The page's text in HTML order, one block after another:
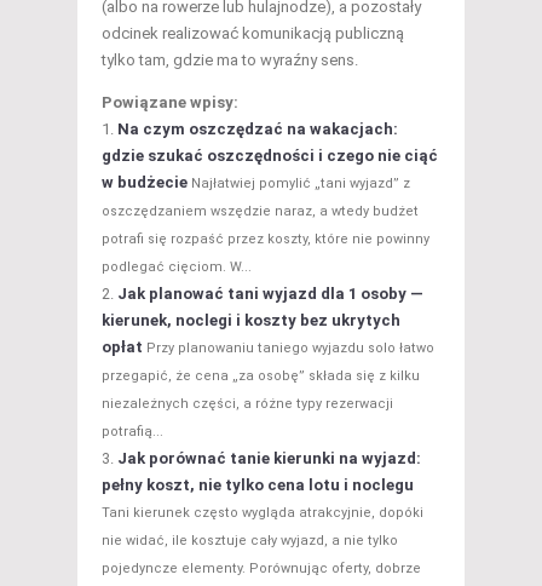
(albo na rowerze lub hulajnodze), a pozostały
odcinek realizować komunikacją publiczną
tylko tam, gdzie ma to wyraźny sens.
Powiązane wpisy:
Na czym oszczędzać na wakacjach:
gdzie szukać oszczędności i czego nie ciąć
w budżecie Najłatwiej pomylić „tani wyjazd” z
oszczędzaniem wszędzie naraz, a wtedy budżet
potrafi się rozpaść przez koszty, które nie powinny
podlegać cięciom. W...
Jak planować tani wyjazd dla 1 osoby —
kierunek, noclegi i koszty bez ukrytych
opłat Przy planowaniu taniego wyjazdu solo łatwo
przegapić, że cena „za osobę” składa się z kilku
niezależnych części, a różne typy rezerwacji
potrafią...
Jak porównać tanie kierunki na wyjazd:
pełny koszt, nie tylko cena lotu i noclegu
Tani kierunek często wygląda atrakcyjnie, dopóki
nie widać, ile kosztuje cały wyjazd, a nie tylko
pojedyncze elementy. Porównując oferty, dobrze